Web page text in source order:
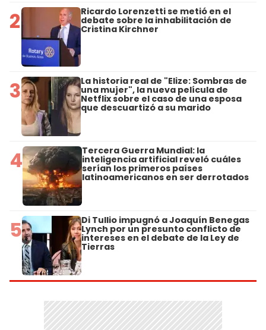
2 Ricardo Lorenzetti se metió en el
debate sobre la inhabilitación de
Cristina Kirchner
3 La historia real de "Elize: Sombras de
una mujer", la nueva película de
Netflix sobre el caso de una esposa
que descuartizó a su marido
4 Tercera Guerra Mundial: la
inteligencia artificial reveló cuáles
serían los primeros países
latinoamericanos en ser derrotados
5 Di Tullio impugnó a Joaquín Benegas
Lynch por un presunto conflicto de
intereses en el debate de la Ley de
Tierras